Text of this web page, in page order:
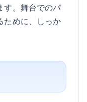
す。舞台でのパ
ために、しっか